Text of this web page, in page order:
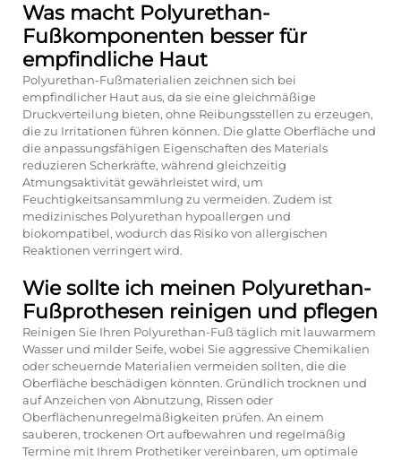
Was macht Polyurethan-
Fußkomponenten besser für
empfindliche Haut
Polyurethan-Fußmaterialien zeichnen sich bei
empfindlicher Haut aus, da sie eine gleichmäßige
Druckverteilung bieten, ohne Reibungsstellen zu erzeugen,
die zu Irritationen führen können. Die glatte Oberfläche und
die anpassungsfähigen Eigenschaften des Materials
reduzieren Scherkräfte, während gleichzeitig
Atmungsaktivität gewährleistet wird, um
Feuchtigkeitsansammlung zu vermeiden. Zudem ist
medizinisches Polyurethan hypoallergen und
biokompatibel, wodurch das Risiko von allergischen
Reaktionen verringert wird.
Wie sollte ich meinen Polyurethan-
Fußprothesen reinigen und pflegen
Reinigen Sie Ihren Polyurethan-Fuß täglich mit lauwarmem
Wasser und milder Seife, wobei Sie aggressive Chemikalien
oder scheuernde Materialien vermeiden sollten, die die
Oberfläche beschädigen könnten. Gründlich trocknen und
auf Anzeichen von Abnutzung, Rissen oder
Oberflächenunregelmäßigkeiten prüfen. An einem
sauberen, trockenen Ort aufbewahren und regelmäßig
Termine mit Ihrem Prothetiker vereinbaren, um optimale